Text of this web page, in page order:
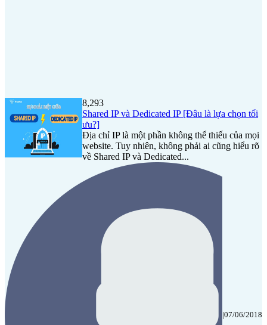
8,293
Shared IP và Dedicated IP [Đâu là lựa chọn tối
ưu?]
Địa chỉ IP là một phần không thể thiếu của mọi
website. Tuy nhiên, không phải ai cũng hiểu rõ
về Shared IP và Dedicated...
|07/06/2018